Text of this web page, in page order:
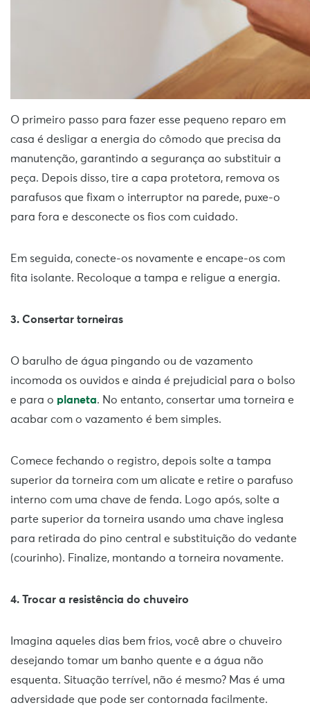
O primeiro passo para fazer esse pequeno reparo em
casa é desligar a energia do cômodo que precisa da
manutenção, garantindo a segurança ao substituir a
peça. Depois disso, tire a capa protetora, remova os
parafusos que fixam o interruptor na parede, puxe-o
para fora e desconecte os fios com cuidado.
Em seguida, conecte-os novamente e encape-os com
fita isolante. Recoloque a tampa e religue a energia.
3. Consertar torneiras
O barulho de água pingando ou de vazamento
incomoda os ouvidos e ainda é prejudicial para o bolso
e para o planeta. No entanto, consertar uma torneira e
acabar com o vazamento é bem simples.
Comece fechando o registro, depois solte a tampa
superior da torneira com um alicate e retire o parafuso
interno com uma chave de fenda. Logo após, solte a
parte superior da torneira usando uma chave inglesa
para retirada do pino central e substituição do vedante
(courinho). Finalize, montando a torneira novamente.
4. Trocar a resistência do chuveiro
Imagina aqueles dias bem frios, você abre o chuveiro
desejando tomar um banho quente e a água não
esquenta. Situação terrível, não é mesmo? Mas é uma
adversidade que pode ser contornada facilmente.